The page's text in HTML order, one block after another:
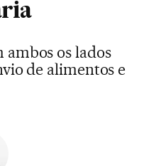
ambos os lados
de alimentos e